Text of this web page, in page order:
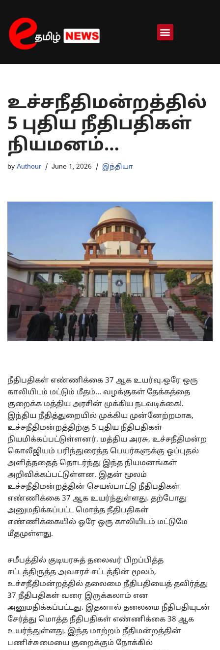
Skip
to
content
உச்சநீதிமன்றத்தில்
5 புதிய நீதிபதிகள்
நியமனம்…
by Authour June 1, 2026 இந்தியா
நீதிபதிகள் எண்ணிக்கை 37 ஆக உயர்வு.ஒரே ஒரு
காலியிடம் மட்டும் மீதம்… வழக்குகள் தேக்கத்தை
குறைக்க மத்திய அரசின் முக்கிய நடவடிக்கை!.
இந்திய நீதித்துறையில் முக்கிய முன்னேற்றமாக,
உச்சநீதிமன்றத்திற்கு 5 புதிய நீதிபதிகள்
நியமிக்கப்பட்டுள்ளனர். மத்திய அரசு, உச்சநீதிமன்ற
கொலீஜியம் பரிந்துரைத்த பெயர்களுக்கு ஒப்புதல்
அளித்ததைத் தொடர்ந்து இந்த நியமனங்கள்
அறிவிக்கப்பட்டுள்ளன. இதன் மூலம்
உச்சநீதிமன்றத்தின் செயல்பாட்டு நீதிபதிகள்
எண்ணிக்கை 37 ஆக உயர்ந்துள்ளது. தற்போது
அனுமதிக்கப்பட்ட மொத்த நீதிபதிகள்
எண்ணிக்கையில் ஒரே ஒரு காலியிடம் மட்டுமே
மீதமுள்ளது.
சமீபத்தில் குடியரசுத் தலைவர் பிறப்பித்த
சட்டத்திருத்த அவசரச் சட்டத்தின் மூலம்,
உச்சநீதிமன்றத்தில் தலைமை நீதிபதியைத் தவிர்த்து
37 நீதிபதிகள் வரை இருக்கலாம் என
அனுமதிக்கப்பட்டது. இதனால் தலைமை நீதிபதியுடன்
சேர்த்து மொத்த நீதிபதிகள் எண்ணிக்கை 38 ஆக
உயர்ந்துள்ளது. இந்த மாற்றம் நீதிமன்றத்தின்
பணிச்சுமையை குறைக்கும் நோக்கில்